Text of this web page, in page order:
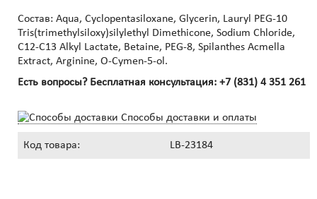
Состав: Aqua, Cyclopentasiloxane, Glycerin, Lauryl PEG-10
Tris(trimethylsiloxy)silylethyl Dimethicone, Sodium Chloride,
С12-С13 Alkyl Lactate, Betaine, PEG-8, Spilanthes Acmella
Extract, Arginine, O-Cymen-5-ol.
Есть вопросы? Бесплатная консультация: +7 (831) 4 351 261
Способы доставки и оплаты
Код товара: LB-23184